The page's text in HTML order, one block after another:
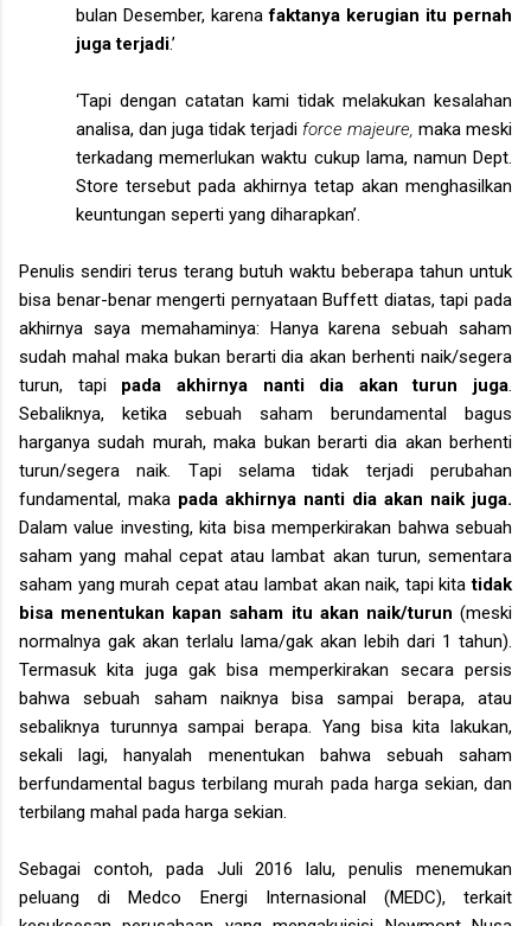
bulan Desember, karenafaktanya kerugian itu pernah
juga terjadi.’
‘Tapi dengan catatan kami tidak melakukan kesalahan
analisa, dan juga tidak terjadi force majeure, maka meski
terkadang memerlukan waktu cukup lama, namun Dept.
Store tersebut pada akhirnya tetap akan menghasilkan
keuntungan seperti yang diharapkan’.
Penulis sendiri terus terang butuh waktu beberapa tahun untuk
bisa benar-benar mengerti pernyataan Buffett diatas, tapi pada
akhirnya saya memahaminya: Hanya karena sebuah saham
sudah mahal maka bukan berarti dia akan berhenti naik/segera
turun, tapi pada akhirnya nanti dia akan turun juga
Sebaliknya, ketika sebuah saham berundamental bagus
harganyasudah murah, maka bukan berarti dia akan berhenti
turun/segera naik . Tapiselama tidak terjadi perubahan
fundamental, maka pada akhirnya nanti dia akan naik juga.
Dalam value investing, kita bisa memperkirakan bahwa sebuah
saham yang mahal cepat atau lambat akan turun, sementara
saham yang murah cepat atau lambat akan naik, tapi kitatidak
bisa menentukan kapan saham itu akan naik/turun (meski
normalnya gak akan terlalu lama/gak akan lebih dari 1 tahun).
Termasuk kita juga gak bisa memperkirakan secara persis
bahwasebuah saham naiknya bisasampai berapa, atau
sebaliknya turunnyasampai berapa . Yang bisa kita lakukan,
sekali lagi, hanyalah menentukan bahwa sebuah saham
berfundamental bagus terbilang murah pada harga sekian, dan
terbilang mahal pada harga sekian.
Sebagai contoh, pada Juli 2016 lalu, penulis menemukan
peluang di Medco Energi Internasional (MEDC), terkait